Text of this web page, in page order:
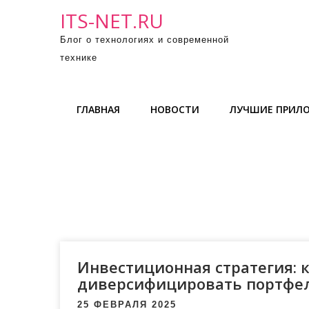
ITS-NET.RU
Блог о технологиях и современной
технике
ГЛАВНАЯ НОВОСТИ ЛУЧШИЕ
Инвестиционная стратегия:
диверсифицировать
25 ФЕВРАЛЯ 2025